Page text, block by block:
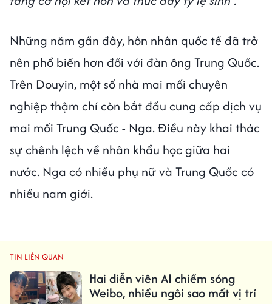
Những năm gần đây, hôn nhân quốc tế đã trở
nên phổ biến hơn đối với đàn ông Trung Quốc.
Trên Douyin, một số nhà mai mối chuyên
nghiệp thậm chí còn bắt đầu cung cấp dịch vụ
mai mối Trung Quốc - Nga. Điều này khai thác
sự chênh lệch về nhân khẩu học giữa hai
nước. Nga có nhiều phụ nữ và Trung Quốc có
nhiều nam giới.
TIN LIÊN QUAN
Hai diễn viên AI chiếm sóng
Weibo, nhiều ngôi sao mất vị trí